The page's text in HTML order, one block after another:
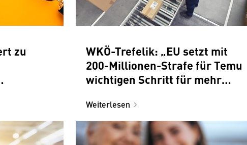
zu
WKÖ-Trefelik: „EU setzt mit
200-Millionen-Strafe für Temu
wichtigen Schritt für mehr
Weiterlesen